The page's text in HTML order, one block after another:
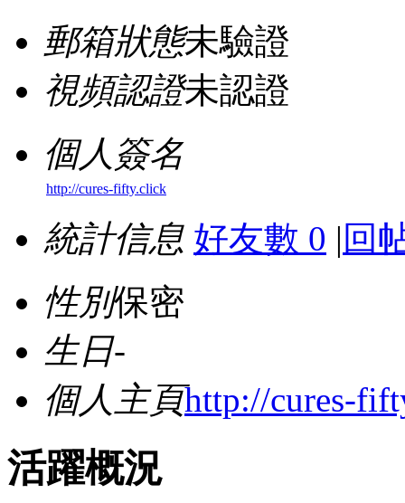
郵箱狀態未驗證
視頻認證未認證
個人簽名
http://cures-fifty.click
統計信息 好友數 0 | 回
性別保密
生日-
個人主頁http://cures-
活躍概況